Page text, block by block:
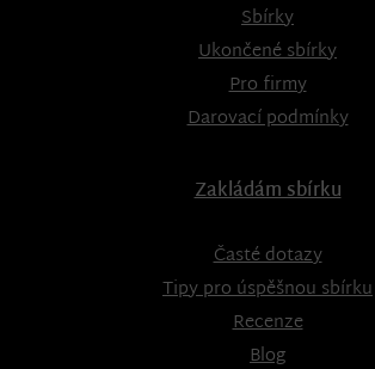
Sbírky
Ukončené sbírky
Pro firmy
Darovací podmínky
Zakládám sbírku
Časté dotazy
Tipy pro úspěšnou sbírku
Recenze
Blog